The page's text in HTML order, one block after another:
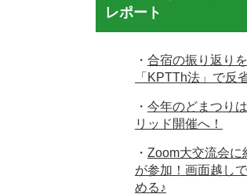
レポート
・ 合宿の振り返りを
「KPTTh法」で反
・ 今年のどまつり
リッド開催へ！
・ Zoom大交流会に
が参加！画面越し
める♪